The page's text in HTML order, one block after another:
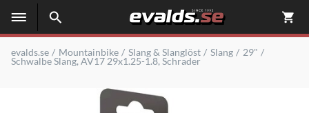
evalds.se Mountainbike Slang & Slanglöst Slang
29"
Schwalbe Slang, AV17 29x1.25-1.8, Schrader